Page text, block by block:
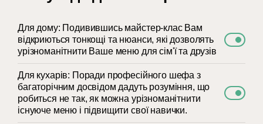
Для дому: Подивившись майстер-клас Вам
відкриються тонкощі та нюанси, які дозволять
урізноманітнити Ваше меню для сім'ї та друзів
Для кухарів: Поради професійного шефа з
багаторічним досвідом дадуть розуміння, що
робиться не так, як можна урізноманітнити
існуюче меню і підвищити свої навички.